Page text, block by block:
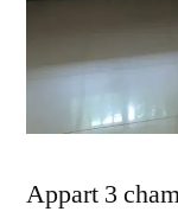
Appart 3